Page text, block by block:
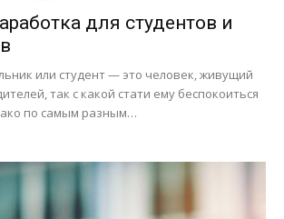
для студентов и
или студент — это человек, живущий
так с какой стати ему беспокоиться
по самым разным…